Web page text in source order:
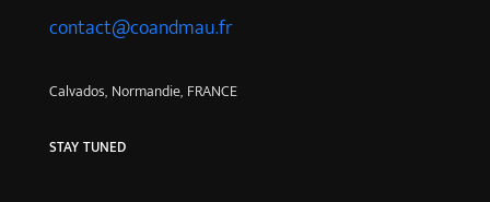
contact@coandmau.fr
Calvados, Normandie, FRANCE
STAY TUNED